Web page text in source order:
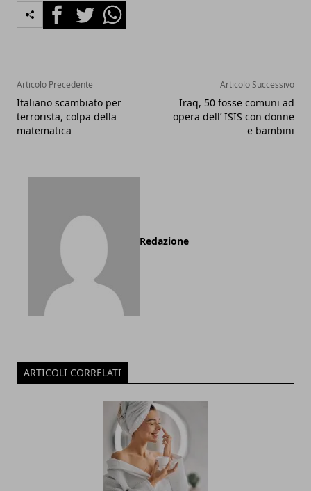
FacebookTwitterWhatsapp
Articolo Precedente
Italiano scambiato per
terrorista, colpa della
matematica
Articolo Successivo
Iraq, 50 fosse comuni ad
opera dell’ ISIS con donne
e bambini
Redazione
ARTICOLI CORRELATI